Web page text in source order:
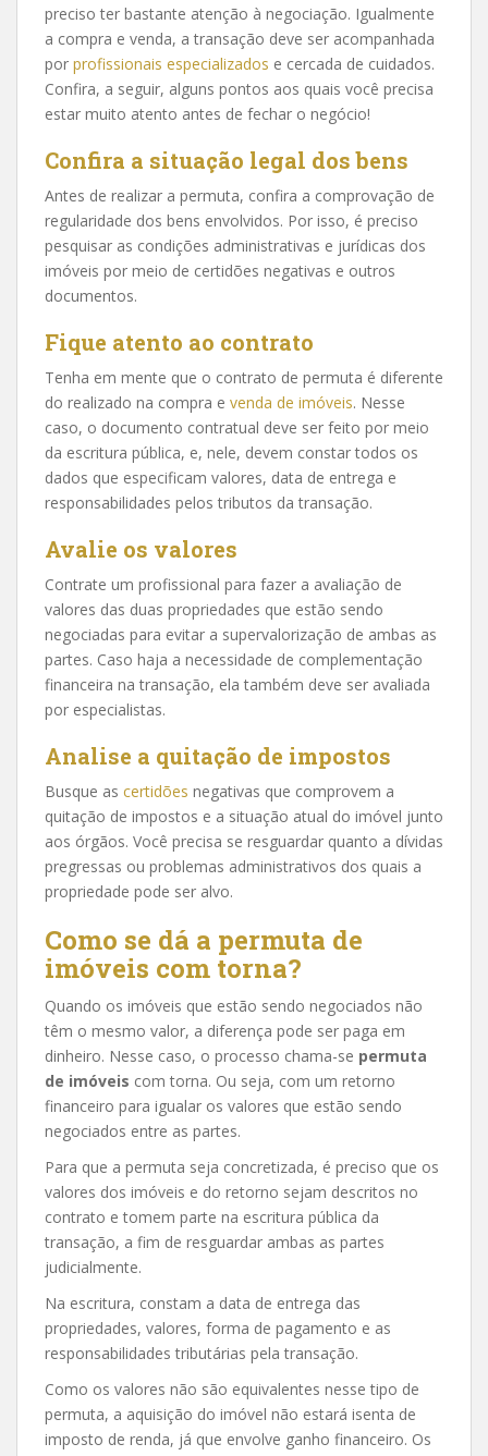
preciso ter bastante atenção à negociação. Igualmente
a compra e venda, a transação deve ser acompanhada
por profissionais especializados e cercada de cuidados.
Confira, a seguir, alguns pontos aos quais você precisa
estar muito atento antes de fechar o negócio!
Confira a situação legal dos bens
Antes de realizar a permuta, confira a comprovação de
regularidade dos bens envolvidos. Por isso, é preciso
pesquisar as condições administrativas e jurídicas dos
imóveis por meio de certidões negativas e outros
documentos.
Fique atento ao contrato
Tenha em mente que o contrato de permuta é diferente
do realizado na compra e venda de imóveis. Nesse
caso, o documento contratual deve ser feito por meio
da escritura pública, e, nele, devem constar todos os
dados que especificam valores, data de entrega e
responsabilidades pelos tributos da transação.
Avalie os valores
Contrate um profissional para fazer a avaliação de
valores das duas propriedades que estão sendo
negociadas para evitar a supervalorização de ambas as
partes. Caso haja a necessidade de complementação
financeira na transação, ela também deve ser avaliada
por especialistas.
Analise a quitação de impostos
Busque as certidões negativas que comprovem a
quitação de impostos e a situação atual do imóvel junto
aos órgãos. Você precisa se resguardar quanto a dívidas
pregressas ou problemas administrativos dos quais a
propriedade pode ser alvo.
Como se dá a permuta de
imóveis com torna?
Quando os imóveis que estão sendo negociados não
têm o mesmo valor, a diferença pode ser paga em
dinheiro. Nesse caso, o processo chama-se permuta
de imóveis com torna. Ou seja, com um retorno
financeiro para igualar os valores que estão sendo
negociados entre as partes.
Para que a permuta seja concretizada, é preciso que os
valores dos imóveis e do retorno sejam descritos no
contrato e tomem parte na escritura pública da
transação, a fim de resguardar ambas as partes
judicialmente.
Na escritura, constam a data de entrega das
propriedades, valores, forma de pagamento e as
responsabilidades tributárias pela transação.
Como os valores não são equivalentes nesse tipo de
permuta, a aquisição do imóvel não estará isenta de
imposto de renda, já que envolve ganho financeiro. Os